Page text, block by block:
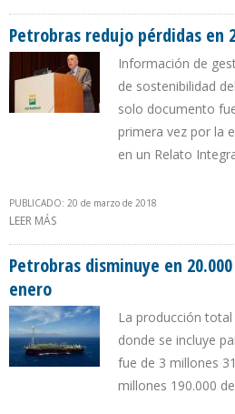
Petrobras redujo pérdidas en
Información de
de sostenibilidad
solo documento
primera vez por la
en un Relato
PUBLICADO: 20 de marzo de 2018
LEER MÁS
Petrobras disminuye en
enero
La producción
donde se incluye
fue de 3 millones
millones 190.000